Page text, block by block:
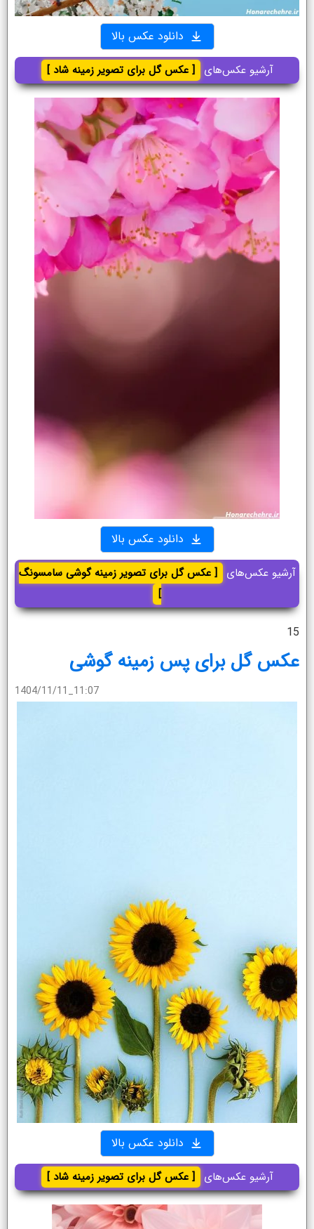
دانلود عکس بالا
آرشیو عکس‌های [ عکس گل برای تصویر زمینه شاد ]
دانلود عکس بالا
آرشیو عکس‌های
[ عکس گل برای تصویر زمینه گوشی سامسونگ
]
15
عکس گل برای پس زمینه گوشی
1404/11/11_11:07
دانلود عکس بالا
آرشیو عکس‌های [ عکس گل برای تصویر زمینه شاد ]